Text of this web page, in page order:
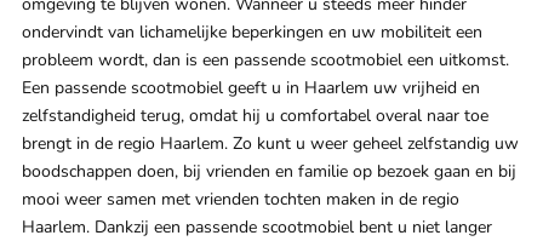
Zwolle
Bezoek
ondervindt van lichamelijke beperkingen en uw mobiliteit een
probleem wordt, dan is een passende scootmobiel een uitkomst.
Een passende scootmobiel geeft u in Haarlem uw vrijheid en
zelfstandigheid terug, omdat hij u comfortabel overal naar toe
brengt in de regio Haarlem. Zo kunt u weer geheel zelfstandig uw
boodschappen doen, bij vrienden en familie op bezoek gaan en bij
mooi weer samen met vrienden tochten maken in de regio
Haarlem. Dankzij een passende scootmobiel bent u niet langer